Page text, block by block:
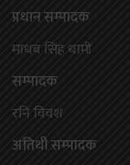
प्रधान सम्पादक
माधब सिंह धामी
सम्पादक
रनि विवश
अतिथी सम्पादक